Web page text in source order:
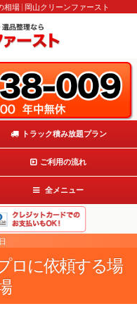
場 | 岡山クリーンファースト
トラック積み放題プラン
ご利用の流れ
全メニュー
ロに依頼する場